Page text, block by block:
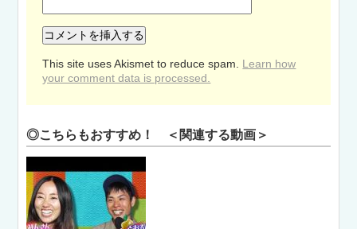
This site uses Akismet to reduce spam. Learn how
your comment data is processed.
◎こちらもおすすめ！ ＜関連する動画＞